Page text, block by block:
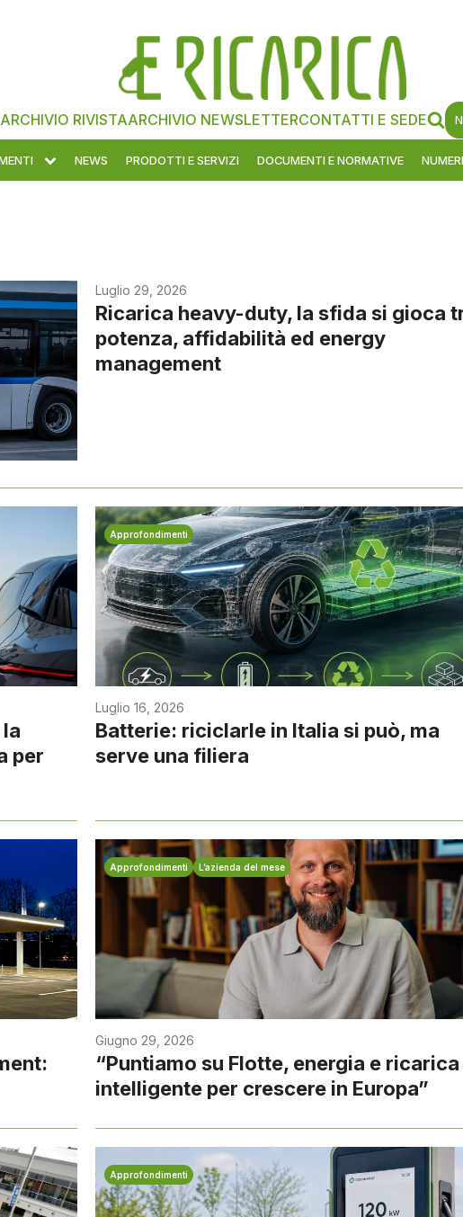
ARCHIVIO RIVISTAARCHIVIO NEWSLETTERCONTATTI E SEDE
NEWS PRODOTTI E SERVIZI DOCUMENTI E NORMATIVE
Luglio 29, 2026
Ricarica heavy-duty, la sfida si gioca
potenza, affidabilità ed energy
management
per
Approfondimenti
Luglio 16, 2026
Batterie: riciclarle in Italia si può, ma
serve una filiera
Approfondimenti L’azienda del mese
Giugno 29, 2026
“Puntiamo su Flotte, energia e ricarica
intelligente per crescere in Europa”
Approfondimenti